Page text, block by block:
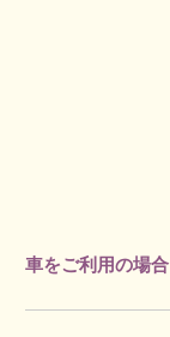
車をご利用の場合